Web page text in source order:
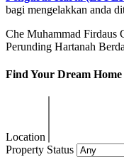
bagi mengelakkan anda
Che Muhammad Firdaus
Perunding Hartanah
Find Your Dream Home
Location
Property Status